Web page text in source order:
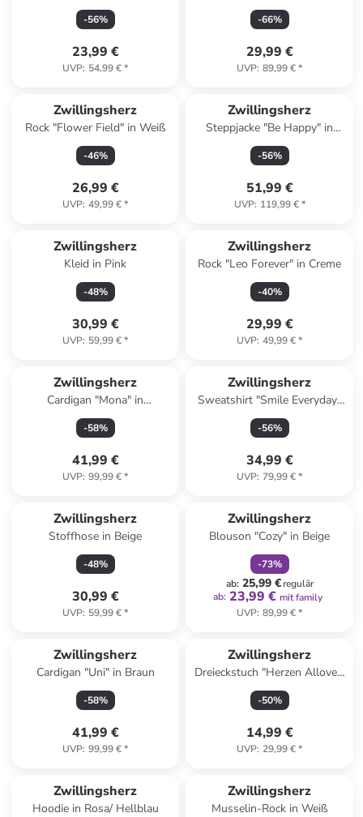
-56%
23,99 €
UVP: 54,99 €*
-66%
29,99 €
UVP: 89,99 €*
Zwillingsherz
Rock "Flower Field" in Weiß
-46%
26,99 €
UVP: 49,99 €*
Zwillingsherz
Steppjacke "Be Happy" in
Dunkelblau
-56%
51,99 €
UVP: 119,99 €*
Zwillingsherz
Kleid in Pink
-48%
30,99 €
UVP: 59,99 €*
Zwillingsherz
Rock "Leo Forever" in Creme
-40%
29,99 €
UVP: 49,99 €*
Zwillingsherz
Cardigan "Mona" in
Dunkelblau
-58%
41,99 €
UVP: 99,99 €*
Zwillingsherz
Sweatshirt "Smile Everyday"
in Rosa
-56%
34,99 €
UVP: 79,99 €*
Zwillingsherz
Stoffhose in Beige
-48%
30,99 €
UVP: 59,99 €*
Zwillingsherz
Blouson "Cozy" in Beige
-73%
ab: 25,99 €regulär
ab: 23,99 € mit family
UVP: 89,99 €*
Zwillingsherz
Cardigan "Uni" in Braun
-58%
41,99 €
UVP: 99,99 €*
Zwillingsherz
Dreieckstuch "Herzen Allover"
in Beige/ Hellbraun - (L)138 x
(B)68 cm
-50%
14,99 €
UVP: 29,99 €*
Zwillingsherz
Hoodie in Rosa/ Hellblau
Zwillingsherz
Musselin-Rock in Weiß